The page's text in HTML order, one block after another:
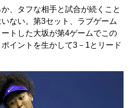
、タフな相手と試合が続くこと
ない。第3セット、ラブゲーム
トした大坂が第4ゲームでこの
イントを生かして3－1とリード